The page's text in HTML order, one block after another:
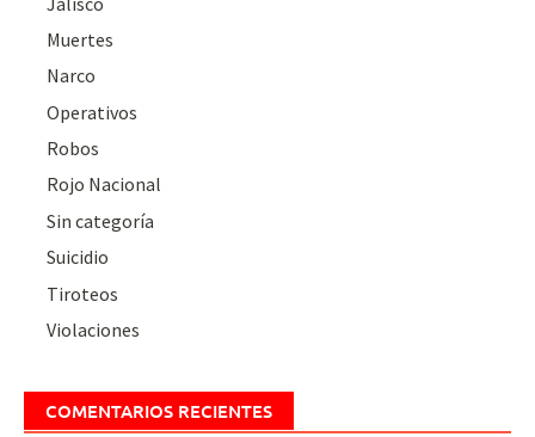
Muertes
Narco
Operativos
Robos
Rojo Nacional
Sin categoría
Suicidio
Tiroteos
Violaciones
COMENTARIOS RECIENTES